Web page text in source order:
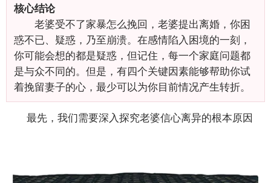
核心结论
老婆受不了家暴怎么挽回，老婆提出离婚，你困
惑不已、疑惑，乃至崩溃。在感情陷入困境的一刻，
你可能会想的都是疑惑，但记住，每一个家庭问题都
是与众不同的。但是，有四个关键因素能够帮助你试
着挽留妻子的心，最少可以为你目前情况产生转折。
最先，我们需要深入探究老婆信心离异的根本原因